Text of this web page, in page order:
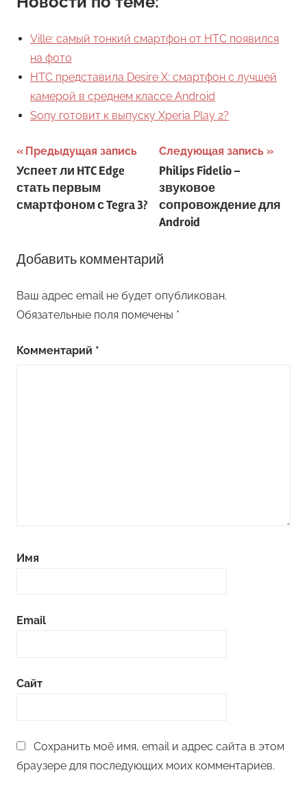
Ville: самый тонкий смартфон от HTC появился
на фото
HTC представила Desire X: смартфон с лучшей
камерой в среднем классе Android
Sony готовит к выпуску Xperia Play 2?
Навигация
по
записям
Предыдущая запись
Успеет ли HTC Edge
стать первым
смартфоном с Tegra 3?
Следующая запись
Philips Fidelio –
звуковое
сопровождение для
Android
Добавить комментарий
Ваш адрес email не будет опубликован.
Обязательные поля помечены *
Комментарий *
Имя
Email
Сайт
Сохранить моё имя, email и адрес сайта в этом
браузере для последующих моих комментариев.